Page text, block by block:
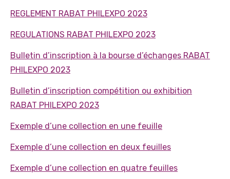
REGLEMENT RABAT PHILEXPO 2023
REGULATIONS RABAT PHILEXPO 2023
Bulletin d’inscription à la bourse d’échanges RABAT
PHILEXPO 2023
Bulletin d’inscription compétition ou exhibition
RABAT PHILEXPO 2023
Exemple d’une collection en une feuille
Exemple d’une collection en deux feuilles
Exemple d’une collection en quatre feuilles